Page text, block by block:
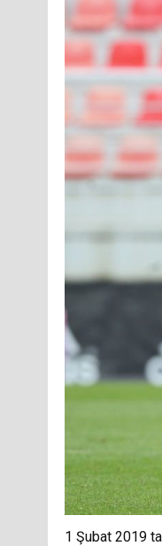
1 Şubat 2019